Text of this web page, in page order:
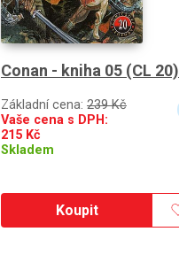
Conan - kniha 05 (CL 20)
Základní cena: 239 Kč
Vaše cena s DPH:
215 Kč
Skladem
Koupit